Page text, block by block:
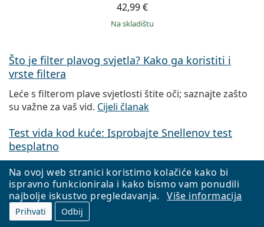
Na ovoj web stranici koristimo kolačiće kako bi
ispravno funkcionirala i kako bismo vam ponudili
najbolje iskustvo pregledavanja.
Više informacija
Prihvati Odbij
42,99 €
na skladištu
Što je filter plavog svjetla? Kako ga koristiti i
vrste filtera
Leće s filterom plave svjetlosti štite oči; saznajte zašto
su važne za vaš vid. Cijeli članak
Test vida kod kuće: Isprobajte Snellenov test
besplatno
1,3 milijarde ljudi diljem svijeta treba naočale. Mislite li
da ste jedan od njih? Testirajte se!
Cijeli članak